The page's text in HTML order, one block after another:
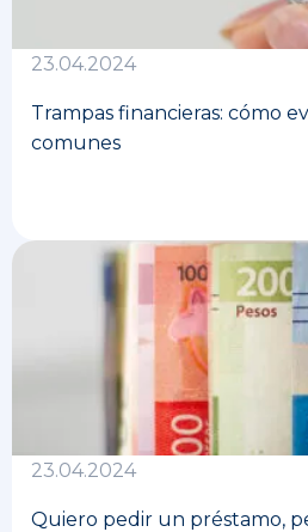
23.04.2024
Trampas financieras: cómo
comunes
23.04.2024
Quiero pedir un préstamo,